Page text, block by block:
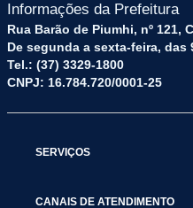
Informações da Prefeitura
Rua Barão de Piumhi, nº 121,
De segunda a sexta-feira, das
Tel.: (37) 3329-1800
CNPJ: 16.784.720/0001-25
SERVIÇOS
CANAIS DE ATENDIMENTO